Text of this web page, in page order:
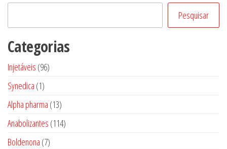
Pesquisar
Categorias
Injetáveis 9696
Synedica 11
produto
Alpha pharma 1313
produtos
Anabolizantes 114114
Boldenona 77